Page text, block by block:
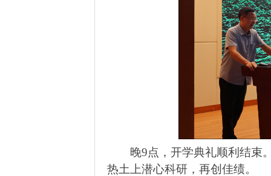
晚9点，开学典礼顺利结束
热土上潜心科研，再创佳绩。